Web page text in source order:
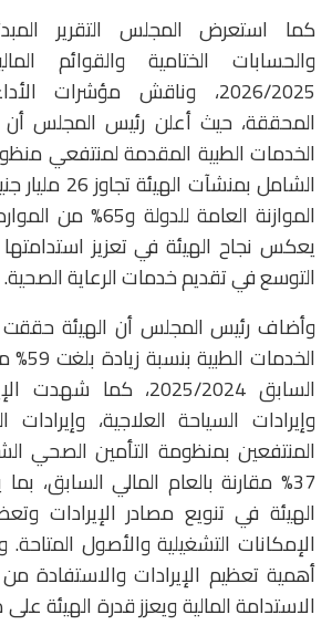
كما استعرض المجلس التقرير
والحسابات الختامية والقوائم
2026/2025، وناقش مؤشرات
المحققة، حيث أعلن رئيس المجلس
الخدمات الطبية المقدمة لمنتفعي
الموازنة العامة
يعكس نجاح الهيئة في تعزيز استدامتها
التوسع في تقديم خدمات الرعاية الصحية.
وأضاف رئيس المجلس أن الهيئة حققت
السابق 2025/2024، كما
وإيرادات السياحة العلاجية، وإيرادات
المنتفعين بمنظومة التأمين الصحي
37% مقارنة بالعام المالي
الهيئة في تنويع مصادر الإيرادات
الإمكانات التشغيلية والأصول
أهمية تعظيم الإيرادات والاستفادة
الاستدامة المالية ويعزز قدرة الهيئة